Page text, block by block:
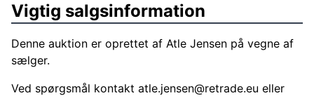
Vigtig salgsinformation
Denne auktion er oprettet af Atle Jensen på vegne af
sælger.
Ved spørgsmål kontakt atle.jensen@retrade.eu eller